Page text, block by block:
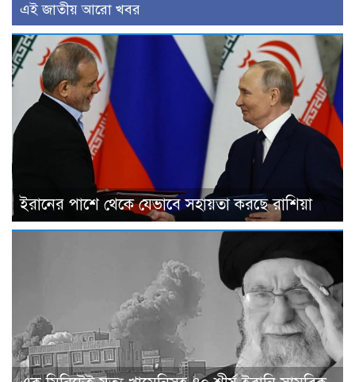
এই জাতীয় আরো খবর
ইরানের পাশে থেকে যেভাবে সহায়তা করছে রাশিয়া